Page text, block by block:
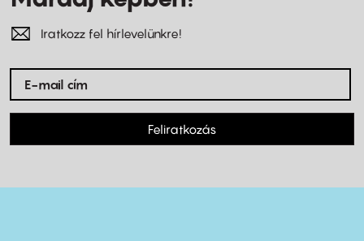
Iratkozz fel hírlevelünkre!
Feliratkozás